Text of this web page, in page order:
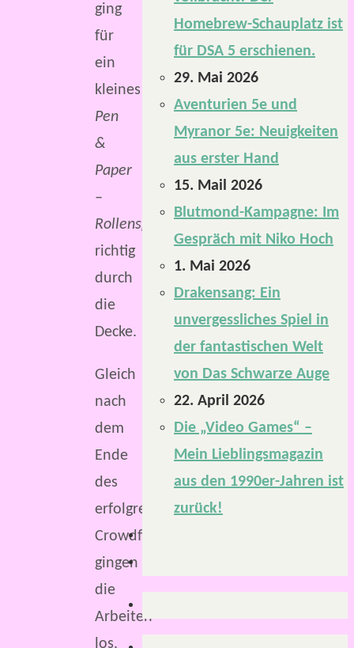
ging
für
ein
kleines
Pen
&
Paper
–
Rollenspiel
richtig
durch
die
Decke.
Gleich
nach
dem
Ende
des
erfolgreichen
Crowdfundings
gingen
die
Arbeiten
los.
Homebrew-Schauplatz ist
für DSA 5 erschienen.
29. Mai 2026
Aventurien 5e und
Myranor 5e: Neuigkeiten
aus erster Hand
15. Mail 2026
Blutmond-Kampagne: Im
Gespräch mit Niko Hoch
1. Mai 2026
Drakensang: Ein
unvergessliches Spiel in
der fantastischen Welt
von Das Schwarze Auge
22. April 2026
Die „Video Games“ –
Mein Lieblingsmagazin
aus den 1990er-Jahren ist
zurück!